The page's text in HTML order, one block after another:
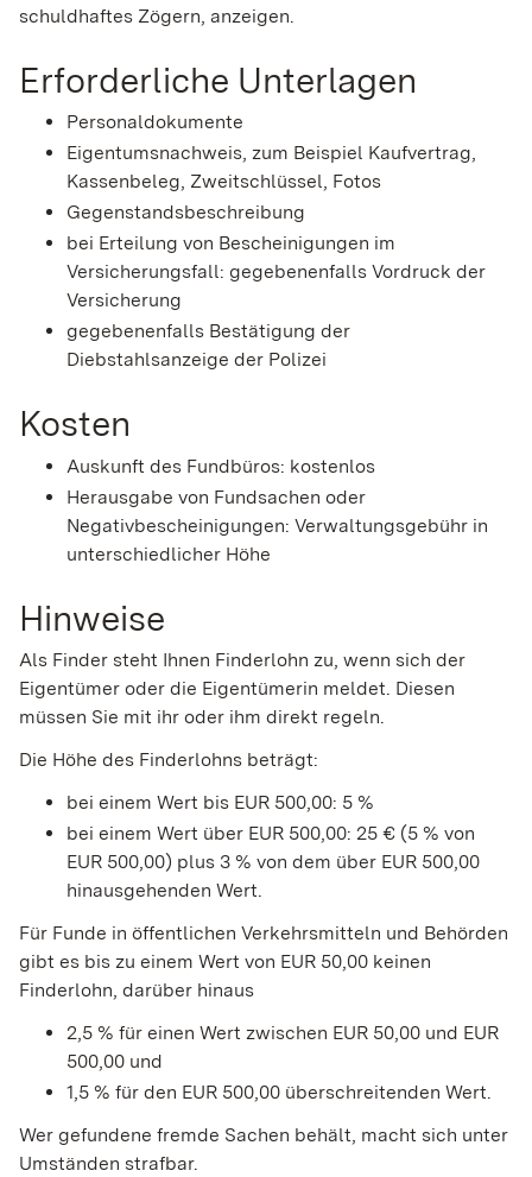
schuldhaftes Zögern, anzeigen.
Erforderliche Unterlagen
Personaldokumente
Eigentumsnachweis, zum Beispiel Kaufvertrag,
Kassenbeleg, Zweitschlüssel, Fotos
Gegenstandsbeschreibung
bei Erteilung von Bescheinigungen im
Versicherungsfall: gegebenenfalls Vordruck der
Versicherung
gegebenenfalls Bestätigung der
Diebstahlsanzeige der Polizei
Kosten
Auskunft des Fundbüros: kostenlos
Herausgabe von Fundsachen oder
Negativbescheinigungen: Verwaltungsgebühr in
unterschiedlicher Höhe
Hinweise
Als Finder steht Ihnen Finderlohn zu, wenn sich der
Eigentümer oder die Eigentümerin meldet. Diesen
müssen Sie mit ihr oder ihm direkt regeln.
Die Höhe des Finderlohns beträgt:
bei einem Wert bis EUR 500,00: 5 %
bei einem Wert über EUR 500,00: 25 € (5 % von
EUR 500,00) plus 3 % von dem über EUR 500,00
hinausgehenden Wert.
Für Funde in öffentlichen Verkehrsmitteln und Behörden
gibt es bis zu einem Wert von EUR 50,00 keinen
Finderlohn, darüber hinaus
2,5 % für einen Wert zwischen EUR 50,00 und EUR
500,00 und
1,5 % für den EUR 500,00 überschreitenden Wert.
Wer gefundene fremde Sachen behält, macht sich unter
Umständen strafbar.